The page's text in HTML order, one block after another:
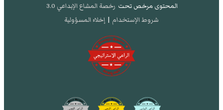
المحتوى مرخص تحت رخصة المشاع الإبداعي 3.0
شروط الإستخدام | إخلاء المسؤولية